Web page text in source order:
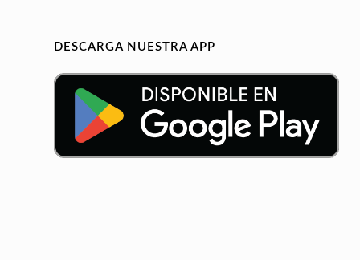
DESCARGA NUESTRA APP